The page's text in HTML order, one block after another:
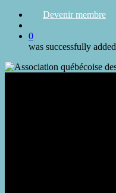
Devenir membre
0
was successfully